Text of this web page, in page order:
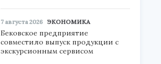
7 августа 2026 ЭКОНОМИКА
Бековское предприятие
совместило выпуск продукции с
экскурсионным сервисом